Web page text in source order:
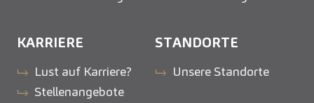
KARRIERE
Lust auf Karriere?
Stellenangebote
STANDORTE
Unsere Standorte